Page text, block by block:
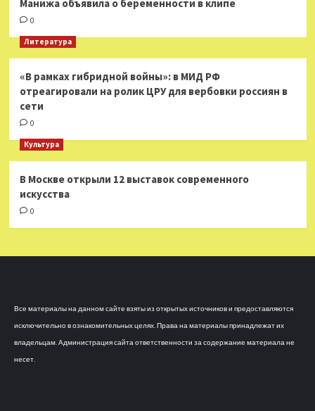
Манижа объявила о беременности в клипе
0
Литература
«В рамках гибридной войны»: в МИД РФ
отреагировали на ролик ЦРУ для вербовки россиян в
сети
0
Культура
В Москве открыли 12 выставок современного
искусства
0
Все материалы на данном сайте взяты из открытых источников и предоставляются
исключительно в ознакомительных целях. Права на материалы принадлежат их
владельцам. Администрация сайта ответственности за содержание материала не
несет.